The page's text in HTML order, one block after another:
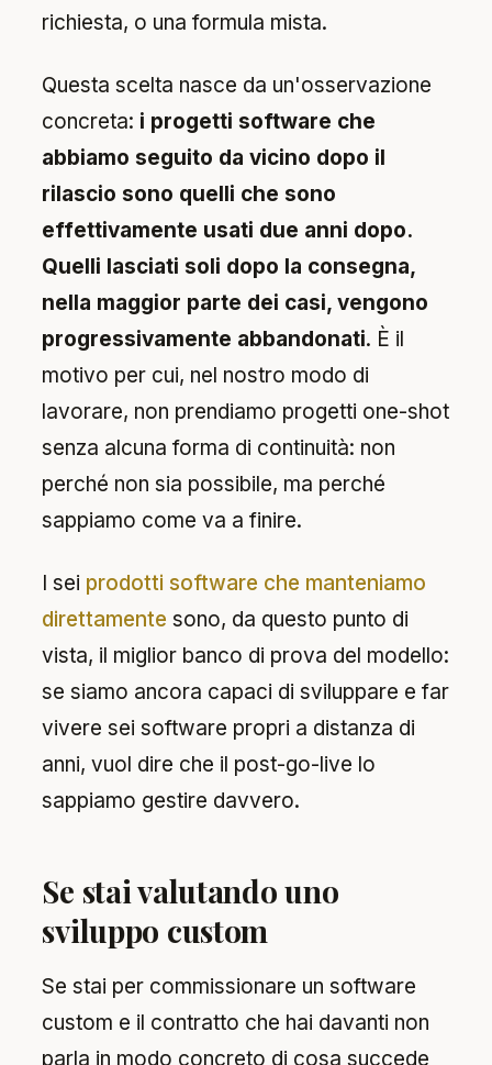
richiesta, o una formula mista.
Questa scelta nasce da un'osservazione
concreta: i progetti software che
abbiamo seguito da vicino dopo il
rilascio sono quelli che sono
effettivamente usati due anni dopo.
Quelli lasciati soli dopo la consegna,
nella maggior parte dei casi, vengono
progressivamente abbandonati. È il
motivo per cui, nel nostro modo di
lavorare, non prendiamo progetti one-shot
senza alcuna forma di continuità: non
perché non sia possibile, ma perché
sappiamo come va a finire.
I sei prodotti software che manteniamo
direttamente sono, da questo punto di
vista, il miglior banco di prova del modello:
se siamo ancora capaci di sviluppare e far
vivere sei software propri a distanza di
anni, vuol dire che il post-go-live lo
sappiamo gestire davvero.
Se stai valutando uno
sviluppo custom
Se stai per commissionare un software
custom e il contratto che hai davanti non
parla in modo concreto di cosa succede